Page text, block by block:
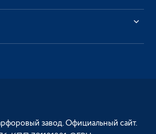
завод. Официальный сайт.